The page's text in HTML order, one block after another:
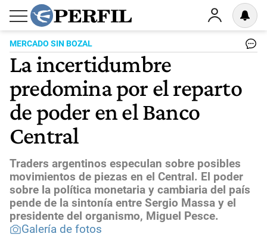
MERCADO SIN BOZAL
La incertidumbre
predomina por el reparto
de poder en el Banco
Central
Traders argentinos especulan sobre posibles
movimientos de piezas en el Central. El poder
sobre la política monetaria y cambiaria del país
pende de la sintonía entre Sergio Massa y el
presidente del organismo, Miguel Pesce.
Galería de fotos